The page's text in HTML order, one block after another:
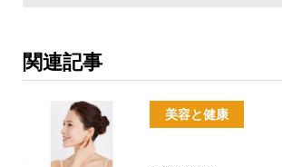
関連記事
美容と健康